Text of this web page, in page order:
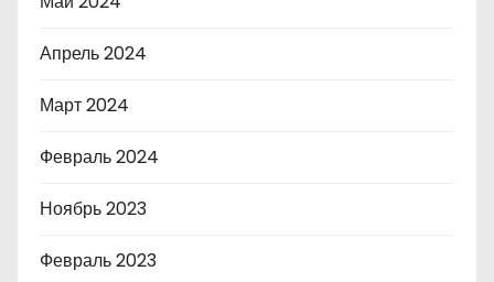
Апрель 2024
Март 2024
Февраль 2024
Ноябрь 2023
Февраль 2023